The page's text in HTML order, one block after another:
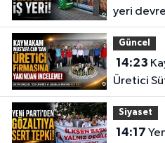
yeri
Güncel
14:23
Üretici
Siyaset
14:17